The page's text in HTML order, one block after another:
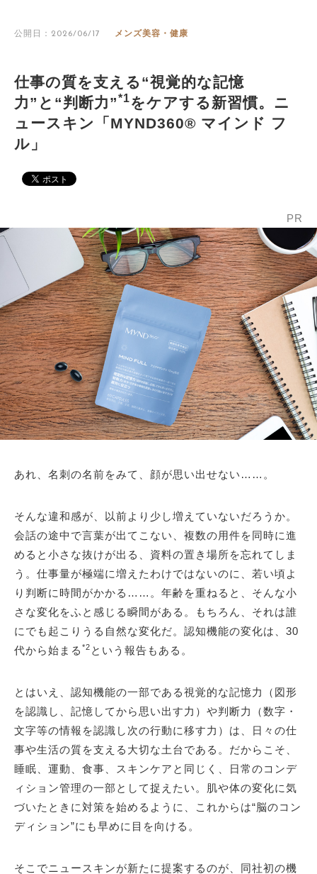
公開日：2026/06/17 メンズ美容・健康
仕事の質を支える“視覚的な記憶
力”と“判断力”*1をケアする新習慣。ニ
ュースキン「MYND360® マインド フ
ル」
PR
あれ、名刺の名前をみて、顔が思い出せない……。
そんな違和感が、以前より少し増えていないだろうか。
会話の途中で言葉が出てこない、複数の用件を同時に進
めると小さな抜けが出る、資料の置き場所を忘れてしま
う。仕事量が極端に増えたわけではないのに、若い頃よ
り判断に時間がかかる……。年齢を重ねると、そんな小
さな変化をふと感じる瞬間がある。もちろん、それは誰
にでも起こりうる自然な変化だ。認知機能の変化は、30
代から始まる *2 という報告もある。
とはいえ、認知機能の一部である視覚的な記憶力（図形
を認識し、記憶してから思い出す力）や判断力（数字・
文字等の情報を認識し次の行動に移す力）は、日々の仕
事や生活の質を支える大切な土台である。だからこそ、
睡眠、運動、食事、スキンケアと同じく、日常のコンデ
ィション管理の一部として捉えたい。肌や体の変化に気
づいたときに対策を始めるように、これからは“脳のコン
ディション”にも早めに目を向ける。
そこでニュースキンが新たに提案するのが、同社初の機